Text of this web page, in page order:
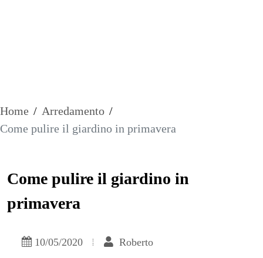
Home / Arredamento /
Come pulire il giardino in primavera
Come pulire il giardino in
primavera
10/05/2020
Roberto